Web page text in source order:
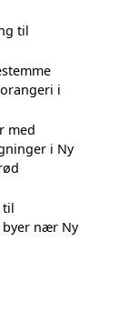
til
i
med
i Ny
til
nær Ny